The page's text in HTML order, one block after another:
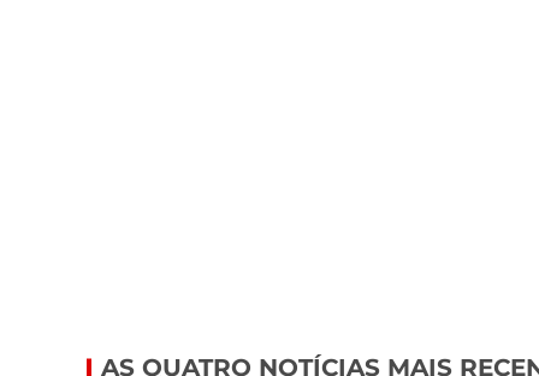
AS QUATRO NOTÍCIAS MAIS